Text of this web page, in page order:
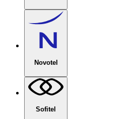
Novotel
Sofitel